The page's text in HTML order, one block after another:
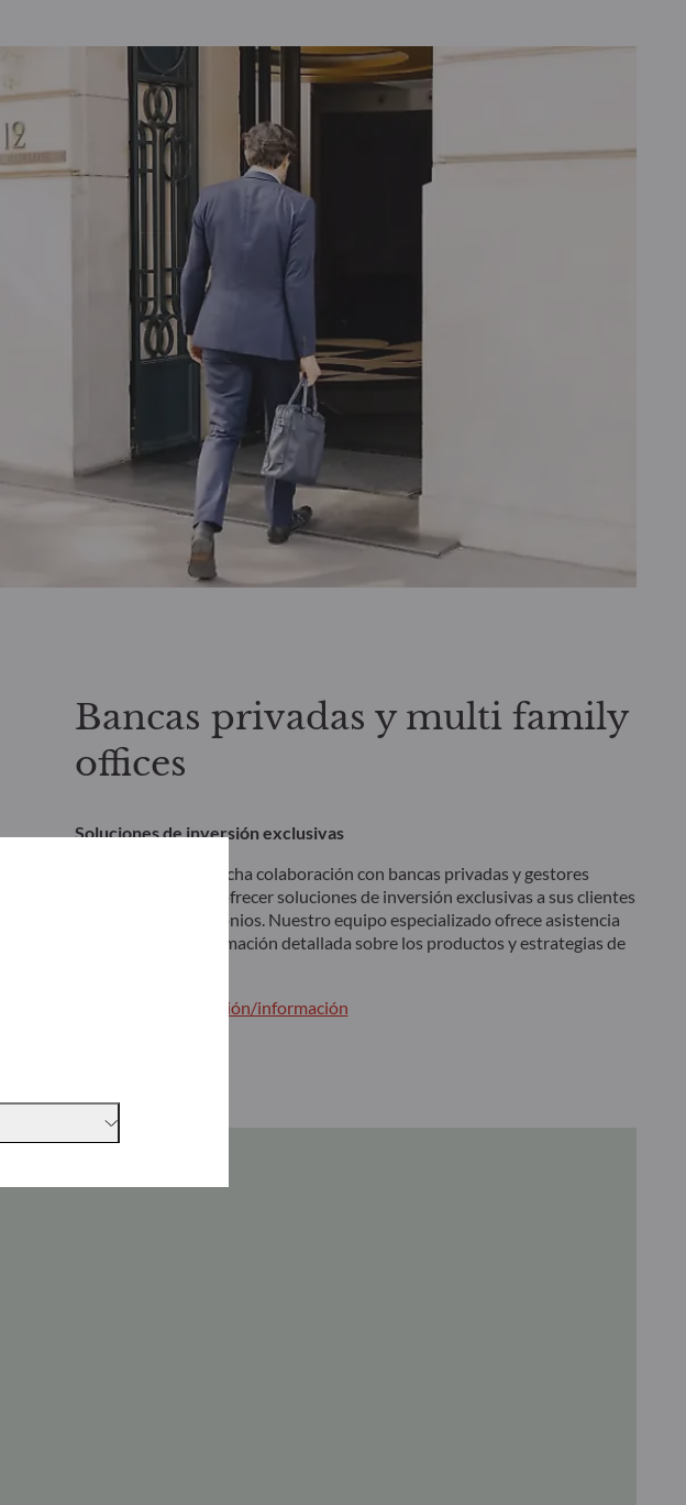
Bancas privadas y multi family
offices
Soluciones de inversión exclusivas
Trabajamos en estrecha colaboración con bancas privadas y gestores
patrimoniales para ofrecer soluciones de inversión exclusivas a sus clientes
con grandes patrimonios. Nuestro equipo especializado ofrece asistencia
personalizada, información detallada sobre los productos y estrategias de
Solicite documentación/información